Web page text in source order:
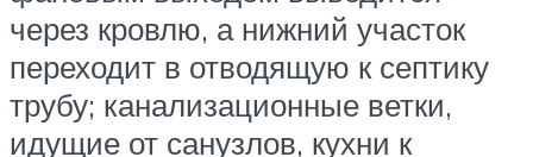
через кровлю, а нижний участок
переходит в отводящую к септику
трубу; канализационные ветки,
идущие от санузлов, кухни к